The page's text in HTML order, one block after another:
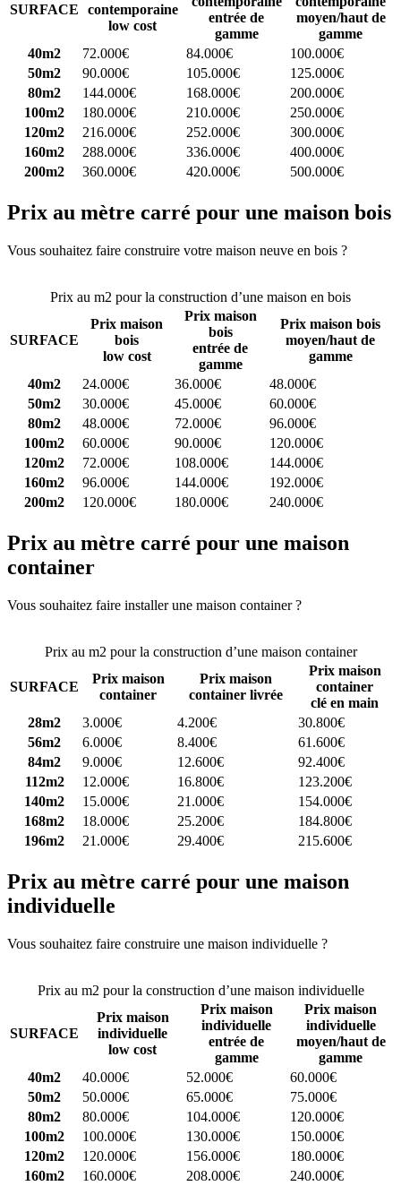
SURFACE
contemporaine
low cost
entrée de
gamme
moyen/haut de
gamme
40m2
72.000€ 84.000€
100.000€
50m2
90.000€ 105.000€
125.000€
80m2
144.000€ 168.000€
200.000€
100m2
180.000€ 210.000€
250.000€
120m2
216.000€ 252.000€
300.000€
160m2
288.000€ 336.000€
400.000€
200m2
360.000€ 420.000€ 500.000€
Prix au mètre carré pour une maison bois
Vous souhaitez faire construire votre maison neuve en bois ?
Prix au m2 pour la construction d’une maison en bois
SURFACE
Prix maison
bois
low cost
Prix maison
bois
entrée de
gamme
Prix maison bois
moyen/haut de
gamme
40m2
24.000€ 36.000€
48.000€
50m2
30.000€ 45.000€
60.000€
80m2
48.000€ 72.000€
96.000€
100m2
60.000€ 90.000€
120.000€
120m2
72.000€ 108.000€
144.000€
160m2
96.000€ 144.000€
192.000€
200m2
120.000€ 180.000€ 240.000€
Prix au mètre carré pour une maison
container
Vous souhaitez faire installer une maison container ?
Prix au m2 pour la construction d’une maison container
SURFACE
Prix maison
container
Prix maison
container livrée
Prix maison
container
clé en main
28m2
3.000€ 4.200€
30.800€
56m2
6.000€ 8.400€
61.600€
84m2
9.000€ 12.600€
92.400€
112m2
12.000€ 16.800€
123.200€
140m2
15.000€ 21.000€
154.000€
168m2
18.000€ 25.200€
184.800€
196m2
21.000€ 29.400€ 215.600€
Prix au mètre carré pour une maison
individuelle
Vous souhaitez faire construire une maison individuelle ?
Prix au m2 pour la construction d’une maison individuelle
SURFACE
Prix maison
individuelle
low cost
Prix maison
individuelle
entrée de
gamme
Prix maison
individuelle
moyen/haut de
gamme
40m2
40.000€ 52.000€
60.000€
50m2
50.000€ 65.000€
75.000€
80m2
80.000€ 104.000€
120.000€
100m2
100.000€ 130.000€
150.000€
120m2
120.000€ 156.000€
180.000€
160m2
160.000€ 208.000€
240.000€